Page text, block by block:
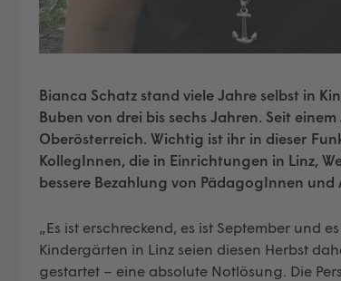
Bianca Schatz stand viele Jahre selbst in
Buben von drei bis sechs Jahren. Seit
Oberösterreich. Wichtig ist ihr in dieser
KollegInnen, die in Einrichtungen in Linz,
bessere Bezahlung von PädagogInnen
„Es ist erschreckend, es ist September und
Kindergärten in Linz seien diesen Herbst
gestartet – eine absolute Notlösung. Die